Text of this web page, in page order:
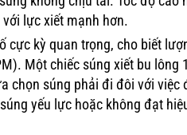
lực xiết mạnh hơn.
cực kỳ quan trọng, cho biết
Một chiếc súng xiết bu lông
chọn súng phải đi đôi với việc
yếu lực hoặc không đạt